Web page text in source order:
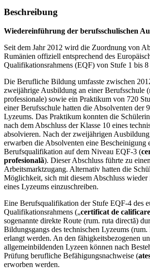
Beschreibung
Wiedereinführung der berufsschulischen
Seit dem Jahr 2012 wird die Zuordnung von
Rumänien offiziell entsprechend des
Qualifikationsrahmens (EQF) von Stufe 1 bis
Die Berufliche Bildung umfasste zwischen
zweijährige Ausbildung an einer Berufsschule
professionale) sowie ein Praktikum von 720
einer Berufsschule hatten die Absolventen der
Lyzeums. Das Praktikum konnten die
nach dem Abschluss der Klasse 10 eines
absolvieren. Nach der zweijährigen
erwarben die Absolventen eine Bescheinigung
Berufsqualifikation auf dem Niveau EQF-3 (
profesională). Dieser Abschluss führte zu
Arbeitsmarktzugang. Alternativ hatten die
Möglichkeit, sich mit diesem Abschluss wieder
eines Lyzeums einzuschreiben.
Eine Berufsqualifikation der Stufe EQF-4 des
Qualifikationsrahmens („certificat de calificare
sogenannte direkte Route (rum. ruta directă)
Bildungsgangs des technischen Lyzeums
erlangt werden. An den fähigkeitsbezogenen
allgemeinbildenden Lyzeen können nach
Prüfung berufliche Befähigungsnachweise (
erworben werden.